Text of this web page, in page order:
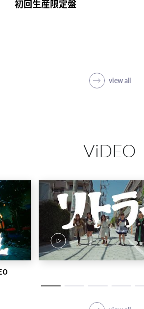
初回生産限定盤
初回生産限定盤
初回生産限定盤
突破
初回生産限定盤(1CD＋5Blu-ray
view all
ViDEO